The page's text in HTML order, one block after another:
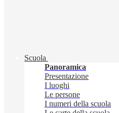
Scuola
Panoramica
Presentazione
I luoghi
Le persone
I numeri della scuola